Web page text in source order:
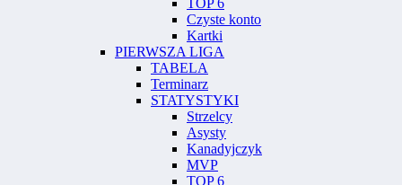
Czyste konto
Kartki
PIERWSZA LIGA
TABELA
Terminarz
STATYSTYKI
Strzelcy
Asysty
Kanadyjczyk
MVP
TOP 6